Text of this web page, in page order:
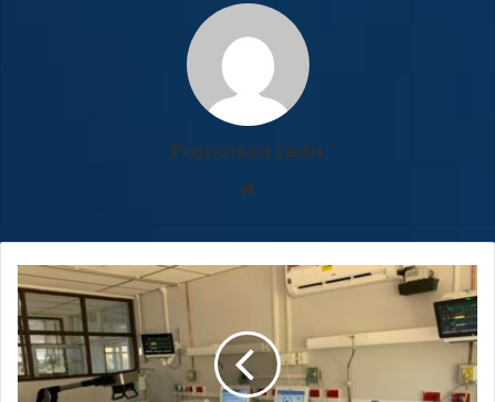
Francisco León
Pacientes
hospitalizados
en
la
CCSS
podrán